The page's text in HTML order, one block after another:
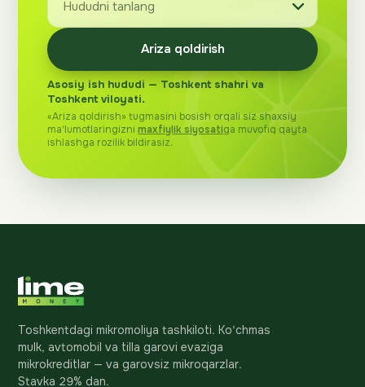
Ariza qoldirish
Asosiy ish hududi — Toshkent shahri va
Toshkent viloyati.
«Ariza qoldirish» tugmasini bosish orqali siz shaxsiy
ma'lumotlaringiznimaxfiylik siyosatiga muvofiq qayta
ishlashga rozilik bildirasiz.
Toshkentdagi mikromoliya tashkiloti. Ko'chmas
mulk, avtomobil va tilla garovi evaziga
mikrokreditlar — va garovsiz mikroqarzlar.
Stavka 29% dan.